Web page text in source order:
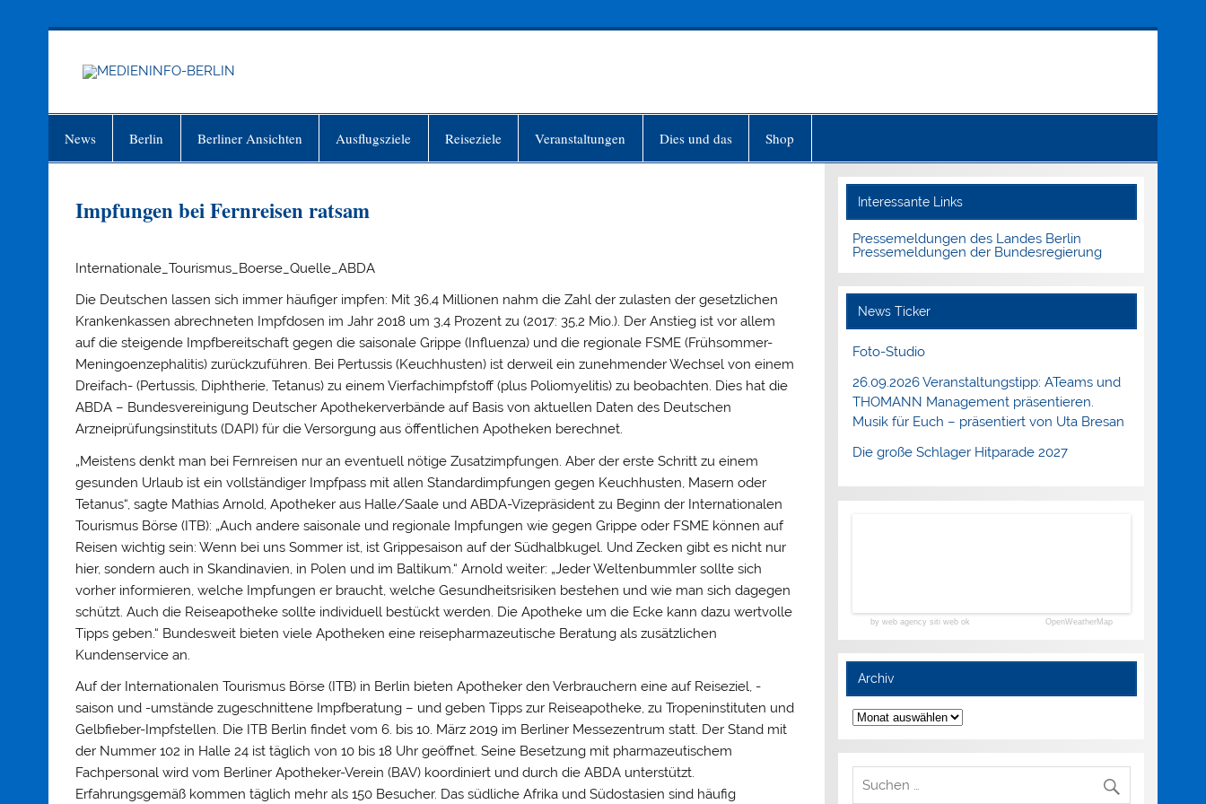
News Berlin Berliner Ansichten Ausflugsziele Reiseziele Veranstaltungen Dies und das Shop
Impfungen bei Fernreisen ratsam
Internationale_Tourismus_Boerse_Quelle_ABDA
Die Deutschen lassen sich immer häufiger impfen: Mit 36,4 Millionen nahm die Zahl der zulasten der gesetzlichen
Krankenkassen abrechneten Impfdosen im Jahr 2018 um 3,4 Prozent zu (2017: 35,2 Mio.). Der Anstieg ist vor allem
auf die steigende Impfbereitschaft gegen die saisonale Grippe (Influenza) und die regionale FSME (Frühsommer-
Meningoenzephalitis) zurückzuführen. Bei Pertussis (Keuchhusten) ist derweil ein zunehmender Wechsel von einem
Dreifach- (Pertussis, Diphtherie, Tetanus) zu einem Vierfachimpfstoff (plus Poliomyelitis) zu beobachten. Dies hat die
ABDA – Bundesvereinigung Deutscher Apothekerverbände auf Basis von aktuellen Daten des Deutschen
Arzneiprüfungsinstituts (DAPI) für die Versorgung aus öffentlichen Apotheken berechnet.
„Meistens denkt man bei Fernreisen nur an eventuell nötige Zusatzimpfungen. Aber der erste Schritt zu einem
gesunden Urlaub ist ein vollständiger Impfpass mit allen Standardimpfungen gegen Keuchhusten, Masern oder
Tetanus“, sagte Mathias Arnold, Apotheker aus Halle/Saale und ABDA-Vizepräsident zu Beginn der Internationalen
Tourismus Börse (ITB): „Auch andere saisonale und regionale Impfungen wie gegen Grippe oder FSME können auf
Reisen wichtig sein: Wenn bei uns Sommer ist, ist Grippesaison auf der Südhalbkugel. Und Zecken gibt es nicht nur
hier, sondern auch in Skandinavien, in Polen und im Baltikum.“ Arnold weiter: „Jeder Weltenbummler sollte sich
vorher informieren, welche Impfungen er braucht, welche Gesundheitsrisiken bestehen und wie man sich dagegen
schützt. Auch die Reiseapotheke sollte individuell bestückt werden. Die Apotheke um die Ecke kann dazu wertvolle
Tipps geben.“ Bundesweit bieten viele Apotheken eine reisepharmazeutische Beratung als zusätzlichen
Kundenservice an.
Auf der Internationalen Tourismus Börse (ITB) in Berlin bieten Apotheker den Verbrauchern eine auf Reiseziel, -
saison und -umstände zugeschnittene Impfberatung – und geben Tipps zur Reiseapotheke, zu Tropeninstituten und
Gelbfieber-Impfstellen. Die ITB Berlin findet vom 6. bis 10. März 2019 im Berliner Messezentrum statt. Der Stand mit
der Nummer 102 in Halle 24 ist täglich von 10 bis 18 Uhr geöffnet. Seine Besetzung mit pharmazeutischem
Fachpersonal wird vom Berliner Apotheker-Verein (BAV) koordiniert und durch die ABDA unterstützt.
Erfahrungsgemäß kommen täglich mehr als 150 Besucher. Das südliche Afrika und Südostasien sind häufig
Interessante Links
Pressemeldungen des Landes Berlin
Pressemeldungen der Bundesregierung
News Ticker
Foto-Studio
26.09.2026 Veranstaltungstipp: ATeams und
THOMANN Management präsentieren.
Musik für Euch – präsentiert von Uta Bresan
Die große Schlager Hitparade 2027
by web agency siti web ok OpenWeatherMap
Archiv
Archiv